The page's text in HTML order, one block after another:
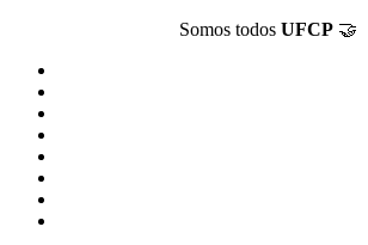
Somos todos UFCP🤝